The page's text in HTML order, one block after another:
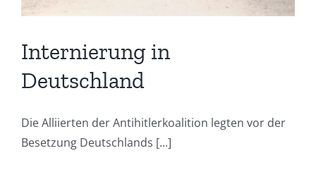
Internierung in
Deutschland
Die Alliierten der Antihitlerkoalition legten vor der
Besetzung Deutschlands [...]